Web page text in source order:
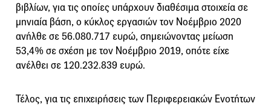
βιβλίων, για τις οποίες υπάρχουν διαθέσιμα στοιχεία σε
μηνιαία βάση, ο κύκλος εργασιών τον Νοέμβριο 2020
ανήλθε σε 56.080.717 ευρώ, σημειώνοντας μείωση
53,4% σε σχέση με τον Νοέμβριο 2019, οπότε είχε
ανέλθει σε 120.232.839 ευρώ.
Τέλος, για τις επιχειρήσεις των Περιφερειακών Ενοτήτων